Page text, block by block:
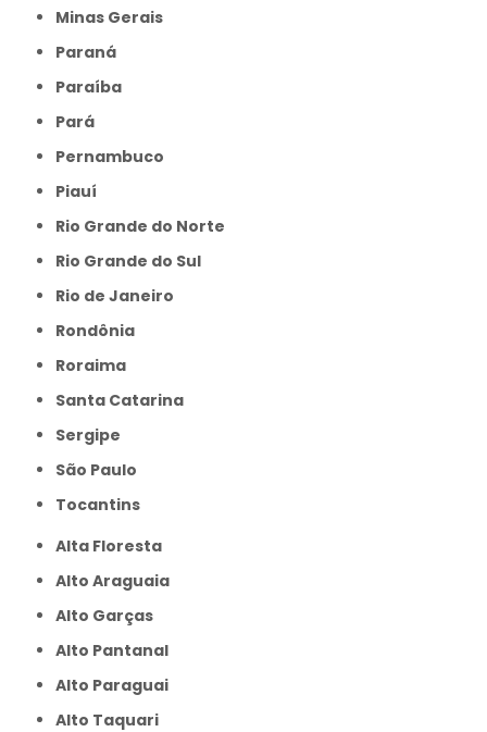
Minas Gerais
Paraná
Paraíba
Pará
Pernambuco
Piauí
Rio Grande do Norte
Rio Grande do Sul
Rio de Janeiro
Rondônia
Roraima
Santa Catarina
Sergipe
São Paulo
Tocantins
Alta Floresta
Alto Araguaia
Alto Garças
Alto Pantanal
Alto Paraguai
Alto Taquari